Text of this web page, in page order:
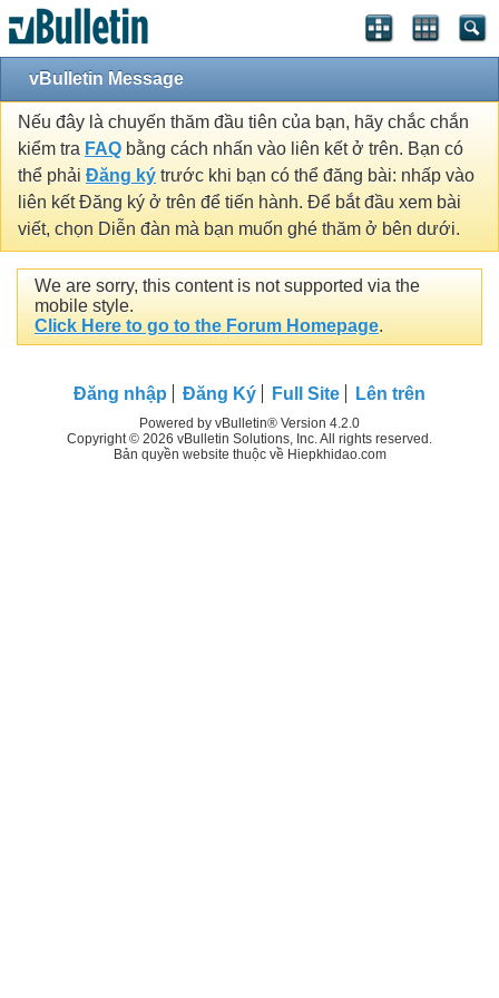
vBulletin Message
Nếu đây là chuyến thăm đầu tiên của bạn, hãy chắc chắn
kiểm tra FAQ bằng cách nhấn vào liên kết ở trên. Bạn có
thể phải Đăng ký trước khi bạn có thể đăng bài: nhấp vào
liên kết Đăng ký ở trên để tiến hành. Để bắt đầu xem bài
viết, chọn Diễn đàn mà bạn muốn ghé thăm ở bên dưới.
We are sorry, this content is not supported via the
mobile style.
Click Here to go to the Forum Homepage.
Đăng nhập Đăng Ký Full Site Lên trên
Powered by vBulletin® Version 4.2.0
Copyright © 2026 vBulletin Solutions, Inc. All rights reserved.
Bản quyền website thuộc về Hiepkhidao.com